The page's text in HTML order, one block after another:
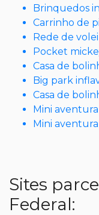
Brinquedos
Carrinho de
Rede de
Pocket
Casa de
Big park
Casa de
Mini
Mini
Sites
Federal: